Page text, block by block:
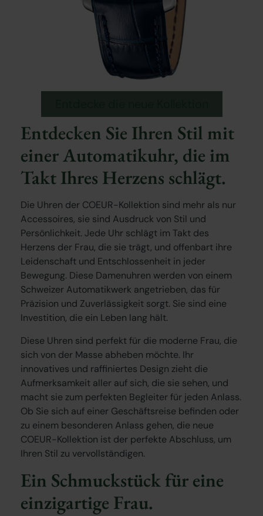
Entdecken Sie Ihren Stil mit
einer Automatikuhr, die im
Takt Ihres Herzens schlägt.
Die Uhren der COEUR-Kollektion sind mehr als nur
Accessoires, sie sind Ausdruck von Stil und
Persönlichkeit. Jede Uhr schlägt im Takt des
Herzens der Frau, die sie trägt, und offenbart ihre
Leidenschaft und Entschlossenheit in jeder
Bewegung. Diese Damenuhren werden von einem
Schweizer Automatikwerk angetrieben, das für
Präzision und Zuverlässigkeit sorgt. Sie sind eine
Investition, die ein Leben lang hält.
Diese Uhren sind perfekt für die moderne Frau, die
sich von der Masse abheben möchte. Ihr
innovatives und raffiniertes Design zieht die
Aufmerksamkeit aller auf sich, die sie sehen, und
macht sie zum perfekten Begleiter für jeden Anlass.
Ob Sie sich auf einer Geschäftsreise befinden oder
zu einem besonderen Anlass gehen, die neue
COEUR-Kollektion ist der perfekte Abschluss, um
Ihren Stil zu vervollständigen.
Ein Schmuckstück für eine
einzigartige Frau.